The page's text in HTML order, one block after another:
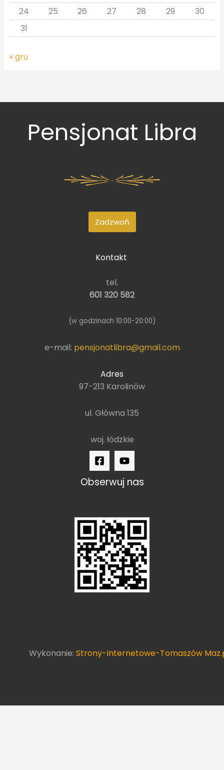
24
25 26 27 28 29
30
31
« gru
Pensjonat Libra
Zadzwoń
Kontakt
tel.
601 320 582
(w godzinach 10:00-20:00)
e-mail: pensjonatlibra@gmail.com
Adres
97-213 Karolinów
ul. Główna 135
woj. łódzkie
Obserwuj nas
Wykonanie: Strony-Internetowe-Tomaszów